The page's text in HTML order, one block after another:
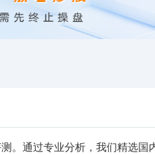
。通过专业分析，我们精选